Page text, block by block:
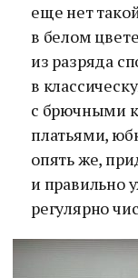
еще нет
в белом
из разряда
в
с брючными
платьями,
опять же,
и правильно
регулярно